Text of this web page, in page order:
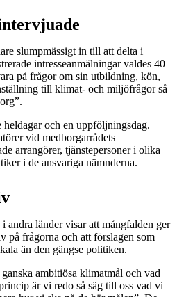
slumpmässigt in till att delta i
intresseanmälningar valdes 40
på frågor om sin utbildning, kön,
till klimat- och miljöfrågor så
och en uppföljningsdag.
vid medborgarrådets
arrangörer, tjänstepersoner i olika
i de ansvariga nämnderna.
andra länder visar att mångfalden ger
på frågorna och att förslagen som
än den gängse politiken.
ambitiösa klimatmål och vad
är vi redo så säg till oss vad vi